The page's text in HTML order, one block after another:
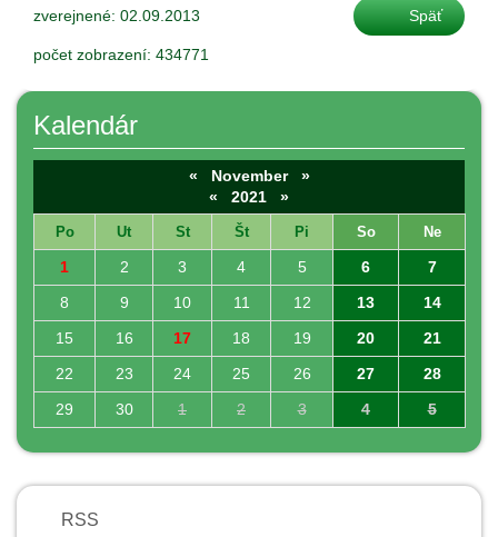
Kalendár
« November
»
«
2021 »
Po Ut St Št Pi So Ne
1 2 3 4 5 6
7
8
9 10 11 12 13
14
15
16 17 18 19 20
21
22
23 24 25 26 27
28
29
30 1 2 3 4 5
RSS
Späť
zverejnené: 02.09.2013
počet zobrazení: 434771